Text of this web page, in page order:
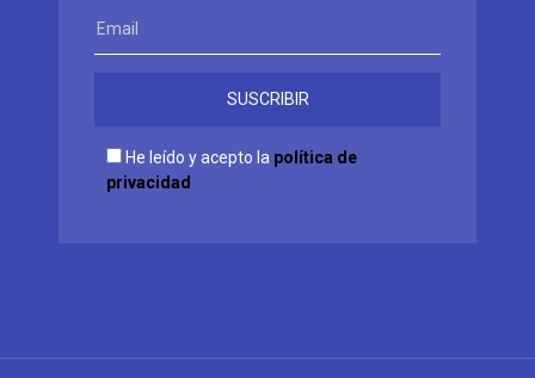
He leído y acepto la política de
privacidad